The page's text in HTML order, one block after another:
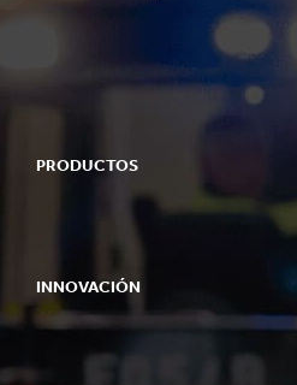
PRODUCTOS
INNOVACIÓN